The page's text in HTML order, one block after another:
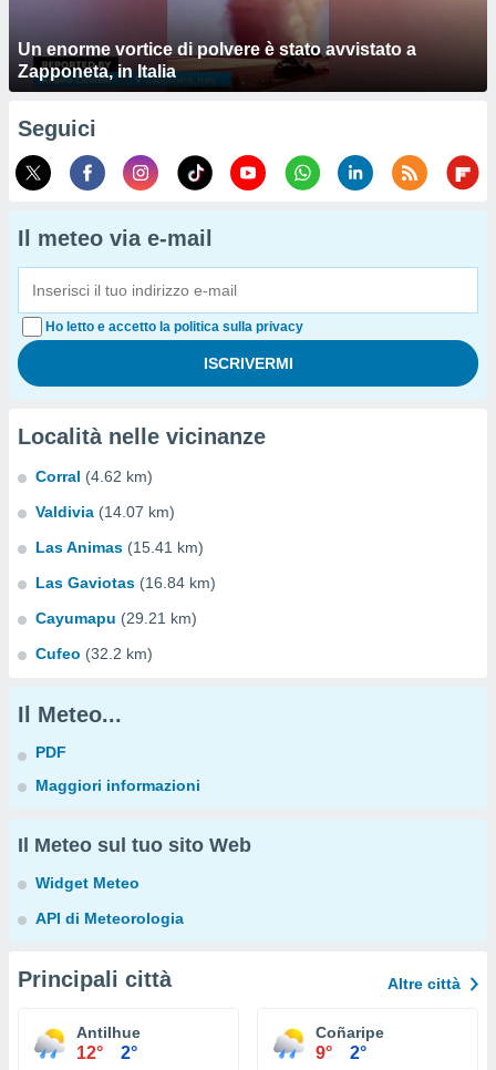
Un enorme vortice di polvere è stato avvistato a
Zapponeta, in Italia
Seguici
Il meteo via e-mail
Ho letto e accetto la politica sulla privacy
Località nelle vicinanze
Corral (4.62 km)
Valdivia (14.07 km)
Las Animas (15.41 km)
Las Gaviotas (16.84 km)
Cayumapu (29.21 km)
Cufeo (32.2 km)
Il Meteo...
PDF
Maggiori informazioni
Il Meteo sul tuo sito Web
Widget Meteo
API di Meteorologia
Principali città Altre città
Antilhue
12° 2°
Coñaripe
9° 2°